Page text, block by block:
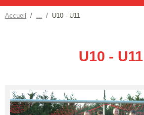
Accueil U10 - U11
U10 - U11